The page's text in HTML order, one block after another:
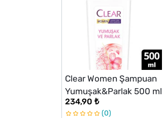
Clear Women Şampuan
Yumuşak&Parlak 500 ml
234,90 ₺
0